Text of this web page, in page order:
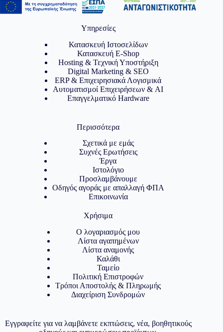
Υπηρεσίες
Κατασκευή Ιστοσελίδων
Κατασκευή E-Shop
Hosting & Τεχνική Υποστήριξη
Digital Marketing & SEO
ERP & Επιχειρησιακά Λογισμικά
Αυτοματισμοί Επιχειρήσεων & AI
Επαγγελματικό Hardware
Περισσότερα
Σχετικά με εμάς
Συχνές Ερωτήσεις
Έργα
Ιστολόγιο
Προσλαμβάνουμε
Οδηγός αγοράς με απαλλαγή ΦΠΑ
Επικοινωνία
Χρήσιμα
Ο λογαριασμός μου
Λίστα αγαπημένων
Λίστα αναμονής
Καλάθι
Ταμείο
Πολιτική Επιστροφών
Τρόποι Αποστολής & Πληρωμής
Διαχείριση Συνδρομών
Εγγραφείτε για να λαμβάνετε εκπτώσεις, νέα, βοηθητικούς